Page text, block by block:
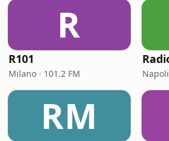
R
R101
Milano · 101.2 FM Napoli
RM